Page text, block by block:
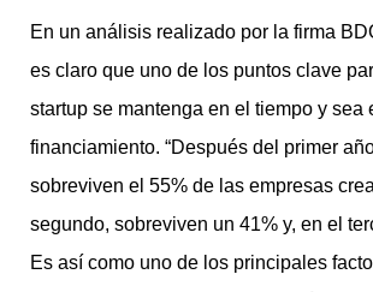
En un análisis realizado por la firma
es claro que uno de los puntos clave
startup se mantenga en el tiempo y sea
financiamiento. “Después del primer
sobreviven el 55% de las empresas
segundo, sobreviven un 41% y, en el
Es así como uno de los principales